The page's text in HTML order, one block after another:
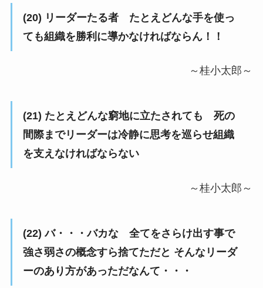
(20) リーダーたる者 たとえどんな手を使っ
ても組織を勝利に導かなければならん！！
～桂小太郎～
(21) たとえどんな窮地に立たされても 死の
間際までリーダーは冷静に思考を巡らせ組織
を支えなければならない
～桂小太郎～
(22) バ・・・バカな 全てをさらけ出す事で
強さ弱さの概念すら捨てただと そんなリーダ
ーのあり方があっただなんて・・・